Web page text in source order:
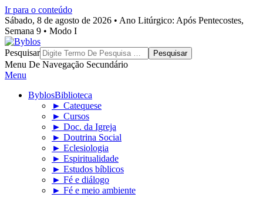
Ir para o conteúdo
Sábado, 8 de agosto de 2026 • Ano Litúrgico: Após Pentecostes,
Semana 9 • Modo I
Byblos
Pesquisar
Menu De Navegação Secundário
Menu
ByblosBiblioteca
► Catequese
► Cursos
► Doc. da Igreja
► Doutrina Social
► Eclesiologia
► Espiritualidade
► Estudos bíblicos
► Fé e diálogo
► Fé e meio ambiente